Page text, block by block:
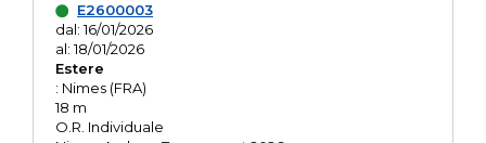
E2600003
dal: 16/01/2026
al: 18/01/2026
Estere
: Nimes (FRA)
18 m
O.R. Individuale